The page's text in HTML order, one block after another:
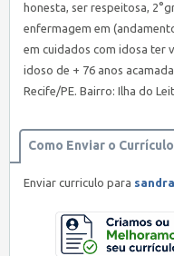
honesta, ser respeitosa,
enfermagem em
em cuidados com idosa ter
idoso de + 76 anos
Recife/PE. Bairro: Ilha do
Como Enviar o Currículo
Enviar curriculo para